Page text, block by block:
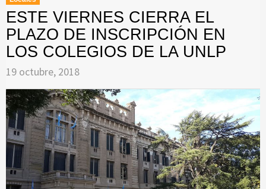
ESTE VIERNES CIERRA EL
PLAZO DE INSCRIPCIÓN EN
LOS COLEGIOS DE LA UNLP
19 octubre, 2018